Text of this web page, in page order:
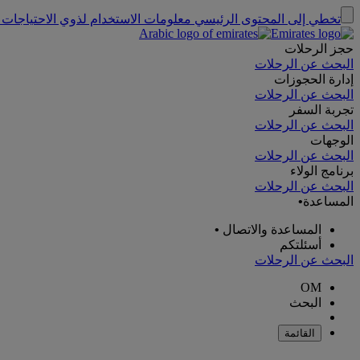
تخطي إلى المحتوى الرئيسي معلومات الاستخدام لذوي
حجز الرحلات
البحث عن الرحلات
إدارة الحجوزات
البحث عن الرحلات
تجربة السفر
البحث عن الرحلات
الوجهات
البحث عن الرحلات
برنامج الولاء
البحث عن الرحلات
المساعدة•
المساعدة والاتصال •
أسئلتكم
البحث عن الرحلات
OM
البحث
القائمة